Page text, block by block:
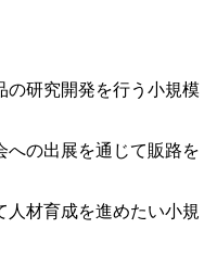
の研究開発を行う小規模
への出展を通じて販路を
人材育成を進めたい小規